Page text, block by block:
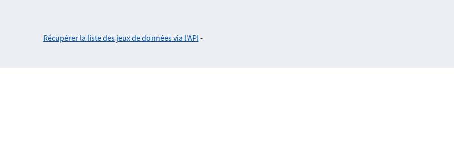
Récupérer la liste des jeux de données via l'API -